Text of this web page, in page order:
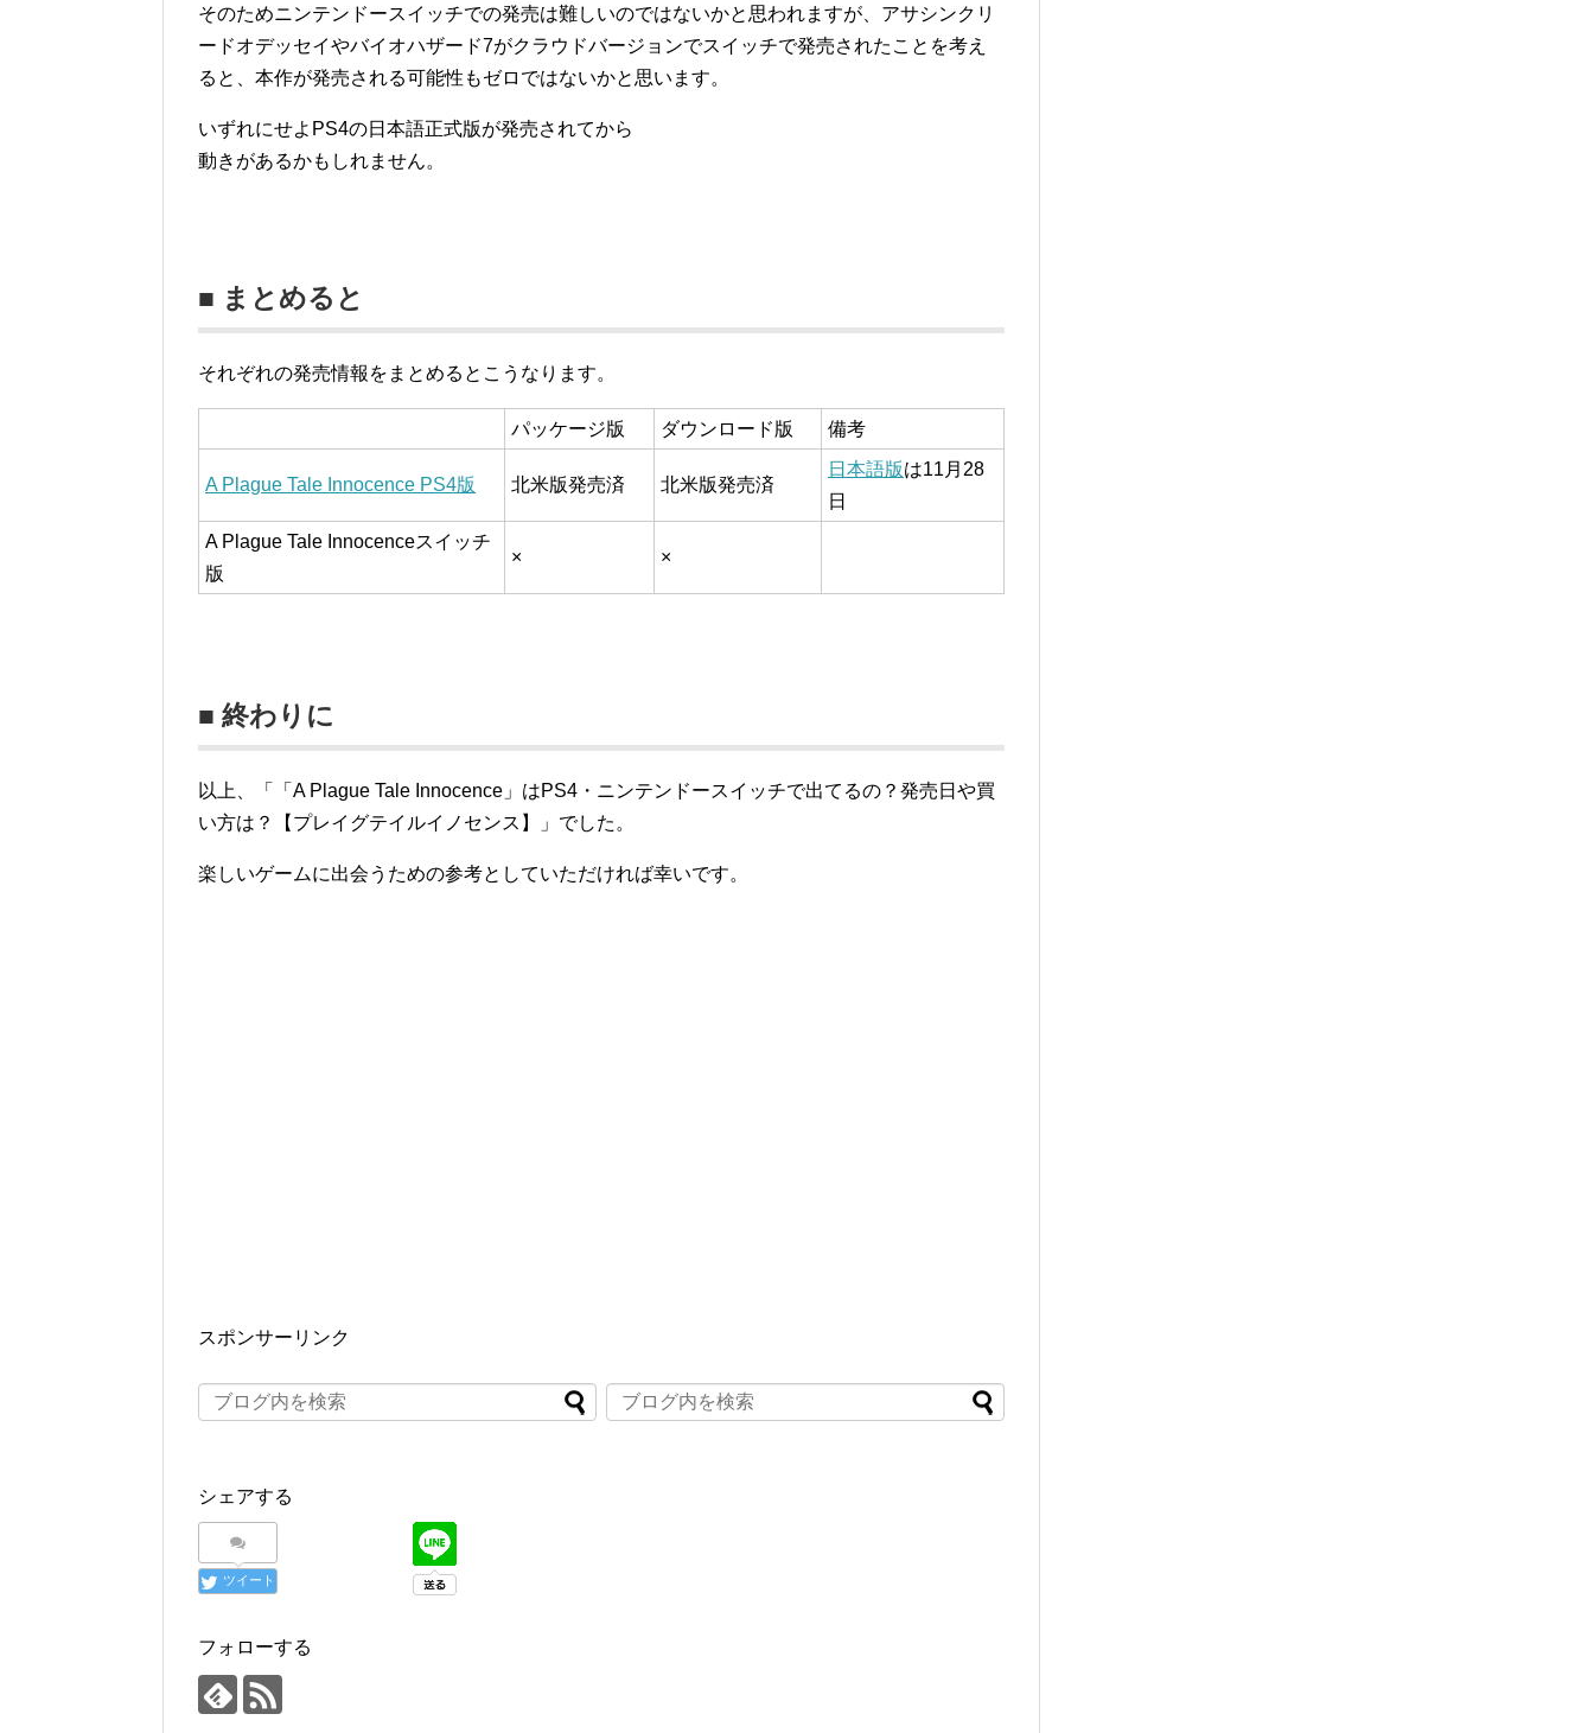
そのためニンテンドースイッチでの発売は難しいのではないかと思われますが、アサシンクリ
ードオデッセイやバイオハザード7がクラウドバージョンでスイッチで発売されたことを考え
ると、本作が発売される可能性もゼロではないかと思います。
いずれにせよPS4の日本語正式版が発売されてから
動きがあるかもしれません。
■ まとめると
それぞれの発売情報をまとめるとこうなります。
パッケージ版 ダウンロード版 備考
A Plague Tale Innocence PS4版 北米版発売済 北米版発売済
日本語版は11月28
日
A Plague Tale Innocenceスイッチ
版
× ×
■ 終わりに
以上、「「A Plague Tale Innocence」はPS4・ニンテンドースイッチで出てるの？発売日や買
い方は？【プレイグテイルイノセンス】」でした。
楽しいゲームに出会うための参考としていただければ幸いです。
スポンサーリンク
シェアする
ツイート
フォローする